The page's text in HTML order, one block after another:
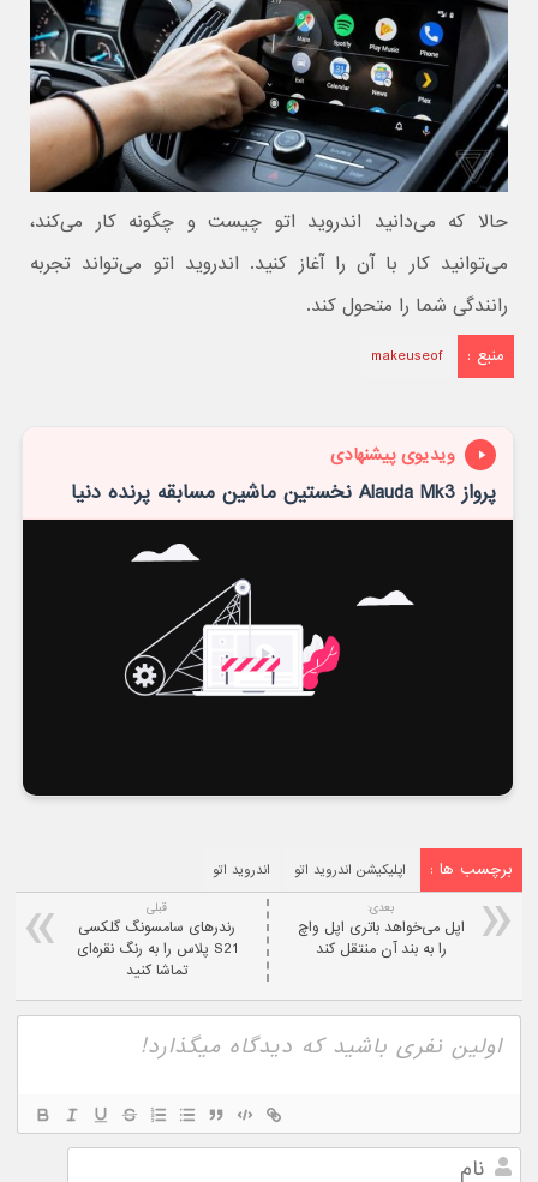
حالا که می‌دانید اندروید اتو چیست و چگونه کار می‌کند،
می‌توانید کار با آن را آغاز کنید. اندروید اتو می‌تواند تجربه
رانندگی شما را متحول کند.
منبع : makeuseof
ویدیوی پیشنهادی
پرواز Alauda Mk3 نخستین ماشین مسابقه پرنده دنیا
برچسب ها : اپلیکیشن اندروید اتو اندروید اتو
قبلی
رندرهای سامسونگ گلکسی
S21 پلاس را به رنگ نقره‌ای
تماشا کنید
بعدی:
اپل می‌خواهد باتری اپل واچ
را به بند آن منتقل کند
نام